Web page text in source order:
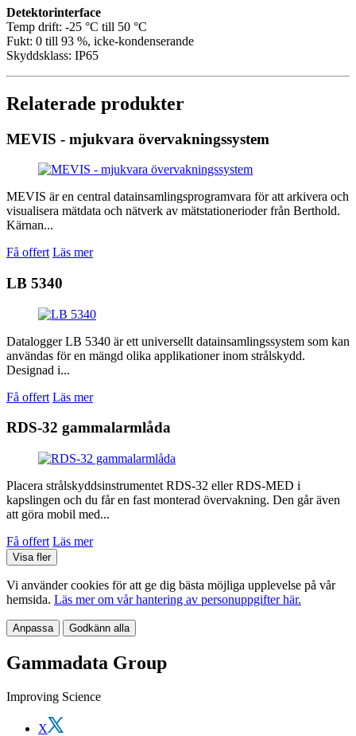
Detektorinterface
Temp drift: -25 °C till 50 °C
Fukt: 0 till 93 %, icke-kondenserande
Skyddsklass: IP65
Relaterade produkter
MEVIS - mjukvara övervakningssystem
MEVIS är en central datainsamlingsprogramvara för att arkivera och
visualisera mätdata och nätverk av mätstationerioder från Berthold.
Kärnan...
Få offert Läs mer
LB 5340
Datalogger LB 5340 är ett universellt datainsamlingssystem som kan
användas för en mängd olika applikationer inom strålskydd.
Designad i...
Få offert Läs mer
RDS-32 gammalarmlåda
Placera strålskyddsinstrumentet RDS-32 eller RDS-MED i
kapslingen och du får en fast monterad övervakning. Den går även
att göra mobil med...
Få offert Läs mer
Visa fler
Vi använder cookies för att ge dig bästa möjliga upplevelse på vår
hemsida. Läs mer om vår hantering av personuppgifter här.
Anpassa Godkänn alla
Gammadata Group
Improving Science
X